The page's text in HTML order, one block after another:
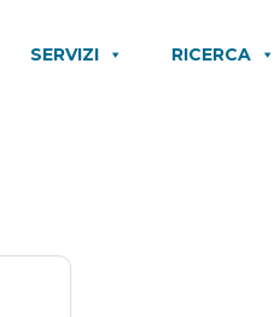
SERVIZI RICERCA